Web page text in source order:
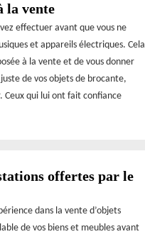
la vente
effectuer avant que vous ne
et appareils électriques. Cela
à la vente et de vous donner
de vos objets de brocante,
Ceux qui lui ont fait confiance
offertes par le
dans la vente d’objets
de vos biens et meubles avant